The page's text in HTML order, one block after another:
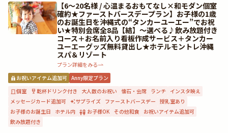
【6〜20名様 / 心温まるおもてなし×和モダン個室
確約★ファーストバースデープラン】お子様の1歳
のお誕生日を沖縄式の“タンカーユーエー”でお祝
い★特別会席全8品【結】〜選べる♪飲み放題付き
コース＋お名前入り看板作成サービス＋タンカー
ユーエーグッズ無料貸出し★ホテルモントレ沖縄
スパ＆リゾート
プラン詳細をみる
お祝いアイテム追加可 Anny限定プラン
個室
乾杯ドリンク付き 大人数のお祝い 懐石・会席 ランチ インスタ映え
メッセージカード追加可
サプライズ ファーストバースデー 授乳室あり
お子様のお誕生日
ホテル内 お子様OK その他和食 お祝いアイテム追加可
飲み放題付き